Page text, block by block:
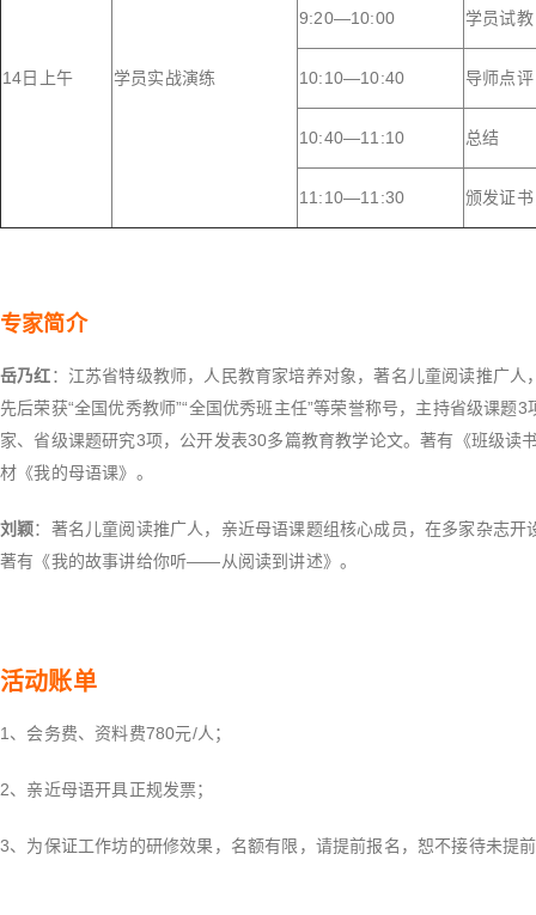
14日上午 学员实战演练
9:20—10:00 学员试
10:10—10:40 导师点评
10:40—11:10 总结
11:10—11:30 颁发证
专家简介
岳乃红：江苏省特级教师，人民教育家培养对象，著名儿童阅读推广人
先后荣获“全国优秀教师”“全国优秀班主任”等荣誉称号，主持省级课题
家、省级课题研究3项，公开发表30多篇教育教学论文。著有《班级读
材《我的母语课》。
刘颖：著名儿童阅读推广人，亲近母语课题组核心成员，在多家杂志开
著有《我的故事讲给你听——从阅读到讲述》。
活动账单
1、会务费、资料费780元/人；
2、亲近母语开具正规发票；
3、为保证工作坊的研修效果，名额有限，请提前报名，恕不接待未提